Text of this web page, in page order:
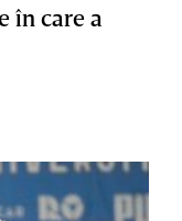
în care a